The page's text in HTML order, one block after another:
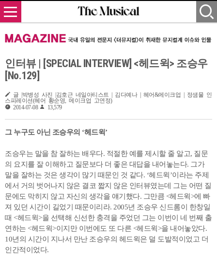
인터뷰 | [SPECIAL INTERVIEW] <헤드윅> 조승우
[No.129]
글 |박병성 사진 |김호근 네일아티스트 | 김다예나 | 헤어&메이크업 | 정샘물 인
스피레이션(헤어 황순영, 메이크업 고연정)
2014-07-08
13,579
그 누구도 아닌 조승우의 ‘헤드윅’
조승우는 말을 참 잘하는 배우다. 적절한 예를 제시할 줄 알고, 질문
의 요지를 잘 이해하고 질문보다 더 좋은 대답을 내어놓는다. 그가
말을 잘하는 것은 생각이 많기 때문인 것 같다. ‘헤드윅’이라는 주제
에서 거의 벗어나지 않은 결코 짧지 않은 인터뷰였는데 그는 어떤 질
문에도 막히지 않고 자신의 생각을 얘기했다. 그만큼 <헤드윅>에 빠
져 있던 시간이 길었기 때문이리라. 2005년 조승우 신드롬이 한창일
때 <헤드윅>을 선택해 신선한 충격을 주었던 그는 이번이 네 번째 출
연하는 <헤드윅>이지만 이번에도 또 다른 <헤드윅>을 내어놓았다.
10년의 시간이 지나서 만난 조승우의 헤드윅은 덜 도발적이었고 더
인간적이었다.